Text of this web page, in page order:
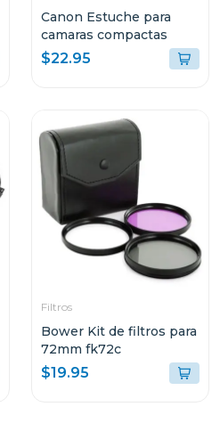
Canon Estuche para
camaras compactas
$22.95
Filtros
Bower Kit de filtros para
72mm fk72c
$19.95